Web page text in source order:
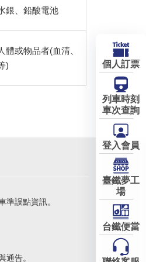
銀、鉛酸電池
體或物品者(血清、
)
準誤點資訊。
通告。
個人訂票
列車時刻
車次查詢
登入會員
臺鐵夢工
場
台鐵便當